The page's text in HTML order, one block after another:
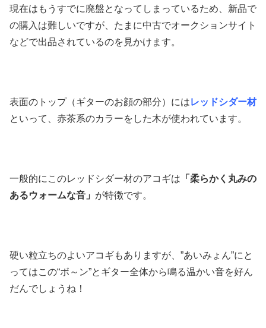
現在はもうすでに廃盤となってしまっているため、新品で
の購入は難しいですが、たまに中古でオークションサイト
などで出品されているのを見かけます。
表面のトップ（ギターのお顔の部分）にはレッドシダー材
といって、赤茶系のカラーをした木が使われています。
一般的にこのレッドシダー材のアコギは 「柔らかく丸みの
あるウォームな音」 が特徴です。
硬い粒立ちのよいアコギもありますが、”あいみょん”にと
ってはこの“ボ～ン”とギター全体から鳴る温かい音を好ん
だんでしょうね！